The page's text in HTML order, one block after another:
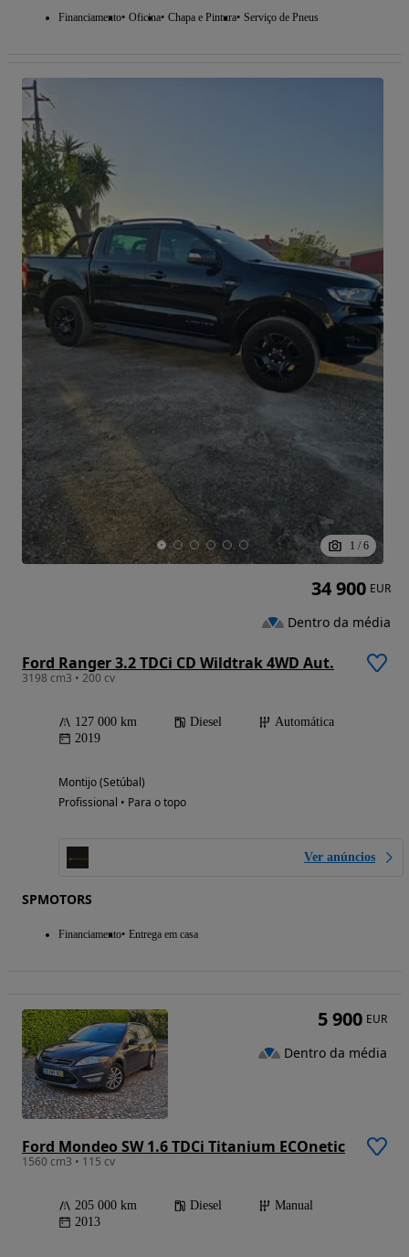
Financiamento Oficina Chapa e Pintura Serviço de Pneus
1 / 6
Ford Ranger 3.2 TDCi CD Wildtrak 4WD Aut.
3198 cm3 • 200 cv
127 000 km Diesel
Automática
2019
Montijo (Setúbal)
Profissional • Para o topo
Ver anúncios
SPMOTORS
Financiamento Entrega em casa
34 900 EUR
Dentro da média
Ford Mondeo SW 1.6 TDCi Titanium ECOnetic
1560 cm3 • 115 cv
205 000 km Diesel
Manual
2013
5 900 EUR
Dentro da média